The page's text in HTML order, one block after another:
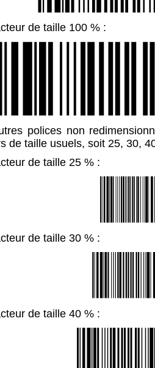
de taille 100 % :
polices non
de taille usuels, soit 25, 30,
de taille 25 % :
de taille 30 % :
de taille 40 % :